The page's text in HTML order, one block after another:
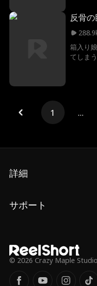
会社の
つにつ
妻の心
反骨の
箱入り
てしま
1 ...
詳細
サポート
© 2026 Crazy Maple